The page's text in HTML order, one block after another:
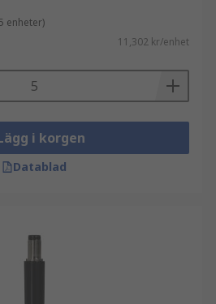
enheter)
11,302 kr/enhet
i korgen
Datablad